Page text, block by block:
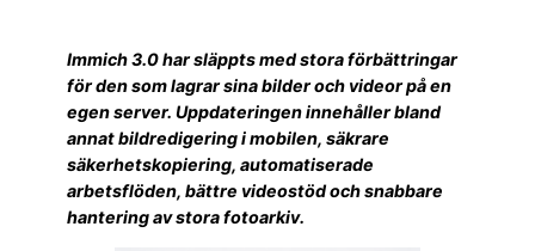
Immich 3.0 har släppts med stora förbättringar
för den som lagrar sina bilder och videor på en
egen server. Uppdateringen innehåller bland
annat bildredigering i mobilen, säkrare
säkerhetskopiering, automatiserade
arbetsflöden, bättre videostöd och snabbare
hantering av stora fotoarkiv.